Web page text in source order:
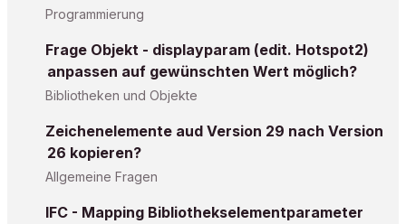
Programmierung
Frage Objekt - displayparam (edit. Hotspot2)
anpassen auf gewünschten Wert möglich?
Bibliotheken und Objekte
Zeichenelemente aud Version 29 nach Version
26 kopieren?
Allgemeine Fragen
IFC - Mapping Bibliothekselementparameter